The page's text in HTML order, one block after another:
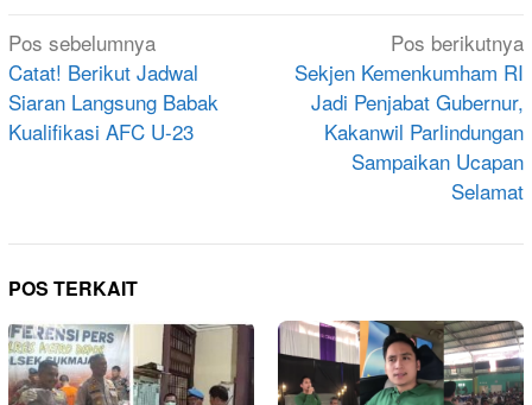
Navigasi
pos
Pos sebelumnya
Catat! Berikut Jadwal
Siaran Langsung Babak
Kualifikasi AFC U-23
Pos berikutnya
Sekjen Kemenkumham RI
Jadi Penjabat Gubernur,
Kakanwil Parlindungan
Sampaikan Ucapan
Selamat
POS TERKAIT